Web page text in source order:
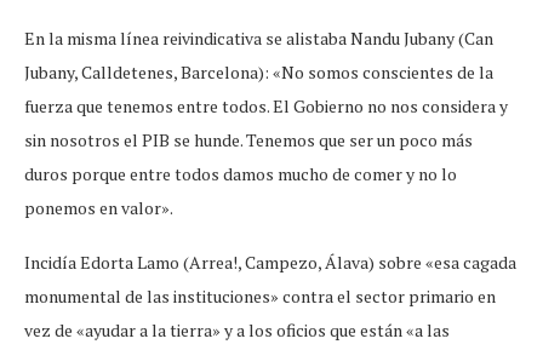
En la misma línea reivindicativa se alistaba Nandu Jubany (Can
Jubany, Calldetenes, Barcelona): «No somos conscientes de la
fuerza que tenemos entre todos. El Gobierno no nos considera y
sin nosotros el PIB se hunde. Tenemos que ser un poco más
duros porque entre todos damos mucho de comer y no lo
ponemos en valor».
Incidía Edorta Lamo (Arrea!, Campezo, Álava) sobre «esa cagada
monumental de las instituciones» contra el sector primario en
vez de «ayudar a la tierra» y a los oficios que están «a las